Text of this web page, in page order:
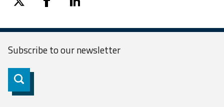
twitter facebooklinkedin
Subscribe to ournewsletter
Subscribe